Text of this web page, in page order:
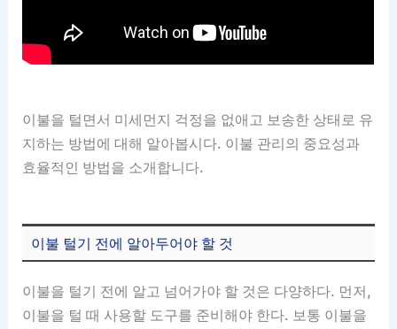
이불을 털면서 미세먼지 걱정을 없애고 보송한 상태로 유
지하는 방법에 대해 알아봅시다. 이불 관리의 중요성과
효율적인 방법을 소개합니다.
이불 털기 전에 알아두어야 할 것
이불을 털기 전에 알고 넘어가야 할 것은 다양하다. 먼저,
이불을 털 때 사용할 도구를 준비해야 한다. 보통 이불을